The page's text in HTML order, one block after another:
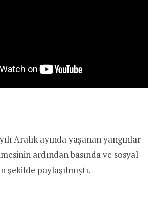
Aralık ayında yaşanan yangınlar
ardından basında ve sosyal
şekilde paylaşılmıştı.